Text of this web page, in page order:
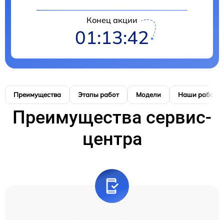
Конец акции
01:13:41
Преимущества Этапы работ Модели Наши работы
Преимущества сервис-
центра